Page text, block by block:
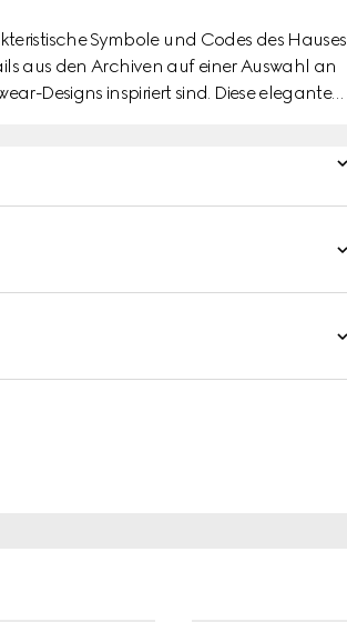
Symbole und Codes des Hauses
aus den Archiven auf einer Auswahl an
Designs inspiriert sind. Diese elegante